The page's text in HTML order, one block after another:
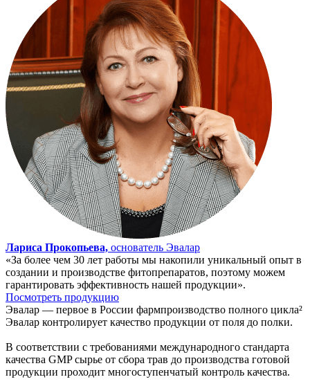
Лариса Прокопьева, основатель Эвалар
«За более чем 30 лет работы мы накопили уникальный опыт в
создании и производстве фитопрепаратов, поэтому можем
гарантировать эффективность нашей продукции».
Посмотреть продукцию
Эвалар — первое в России фармпроизводство полного цикла²
Эвалар контролирует качество продукции от поля до полки.
В соответствии с требованиями международного стандарта
качества GMP сырье от сбора трав до производства готовой
продукции проходит многоступенчатый контроль качества.